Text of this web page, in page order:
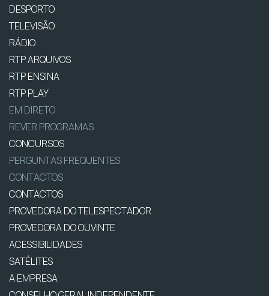
DESPORTO
TELEVISÃO
RÁDIO
RTP ARQUIVOS
RTP ENSINA
RTP PLAY
EM DIRETO
REVER PROGRAMAS
CONCURSOS
PERGUNTAS FREQUENTES
CONTACTOS
CONTACTOS
PROVEDORA DO TELESPECTADOR
PROVEDORA DO OUVINTE
ACESSIBILIDADES
SATÉLITES
A EMPRESA